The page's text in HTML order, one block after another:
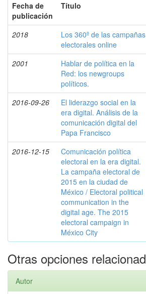
Fecha de
publicación
Título
2018
Los 360º de las campañas
electorales online
2001
Hablar de política en la
Red: los newgroups
políticos.
2016-09-26
El liderazgo social en la
era digital. Análisis de la
comunicación digital del
Papa Francisco
2016-12-15
Comunicación política
electoral en la era digital.
La campaña electoral de
2015 en la ciudad de
México / Electoral political
communication in the
digital age. The 2015
electoral campaign in
México City
Otras opciones
Autor